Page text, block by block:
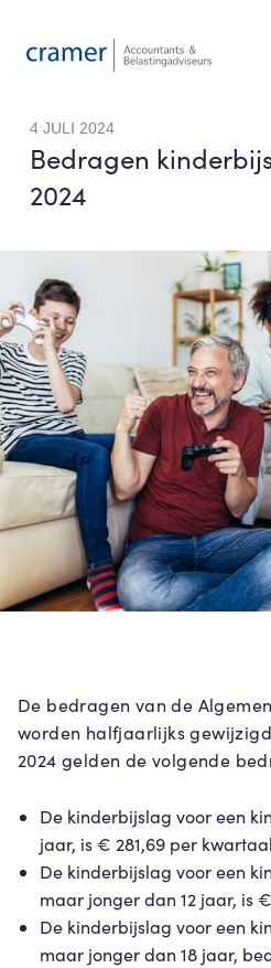
4 JULI 2024
Bedragen
2024
De bedragen van de
worden halfjaarlijks
2024 gelden de volgende
De kinderbijslag voor een
jaar, is € 281,69 per
De kinderbijslag voor een
maar jonger dan 12 jaar, is
De kinderbijslag voor een
maar jonger dan 18 jaar,